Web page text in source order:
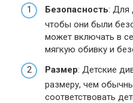
Безопасность: Для
чтобы они были
может включать в
мягкую обивку и
Размер: Детские
размеру, чем
соответствовать